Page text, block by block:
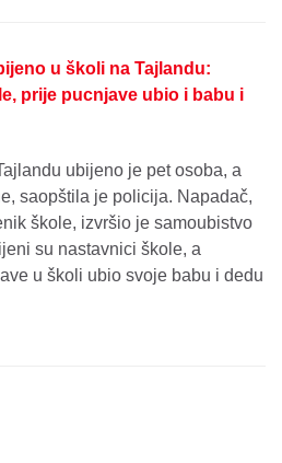
u školi na Tajlandu:
prije pucnjave ubio i babu i
ubijeno je pet osoba, a
saopštila je policija. Napadač,
škole, izvršio je samoubistvo
su nastavnici škole, a
u školi ubio svoje babu i dedu